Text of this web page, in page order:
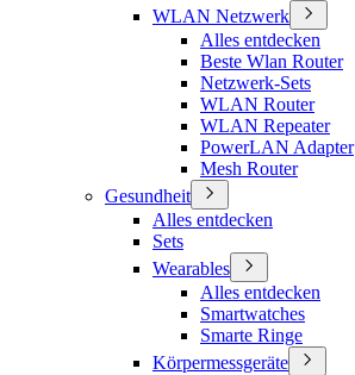
WLAN Netzwerk
Alles entdecken
Beste Wlan Router
Netzwerk-Sets
WLAN Router
WLAN Repeater
PowerLAN Adapter
Mesh Router
Gesundheit
Alles entdecken
Sets
Wearables
Alles entdecken
Smartwatches
Smarte Ringe
Körpermessgeräte